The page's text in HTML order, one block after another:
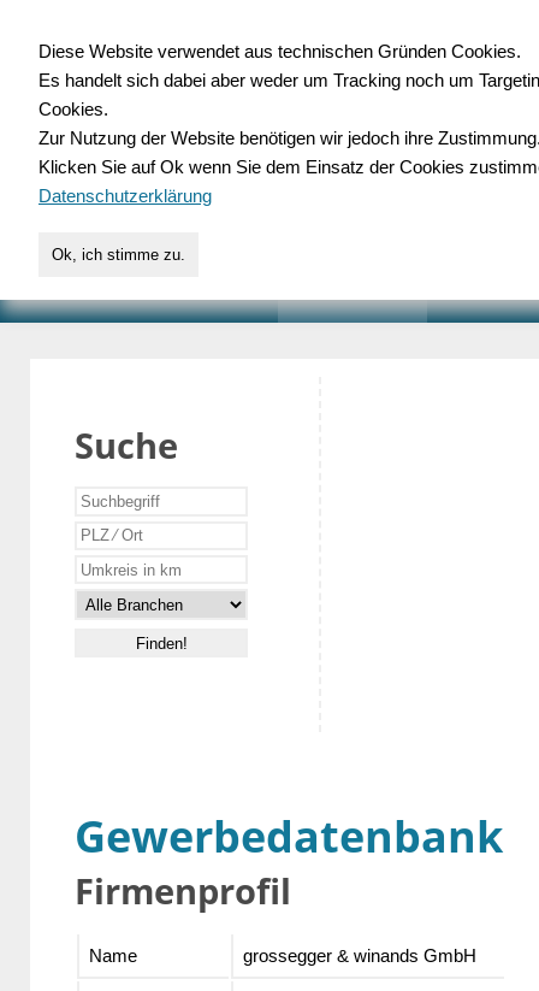
für Handwerk,
Suche
Gewerbedatenbank
Firmenprofil
Name grossegger & winands GmbH
Diese Website verwendet aus technischen Gründen Cookies.
Es handelt sich dabei aber weder um Tracking noch um
Cookies.
Zur Nutzung der Website benötigen wir jedoch ihre
Klicken Sie auf Ok wenn Sie dem Einsatz der Cookies
Datenschutzerklärung
Ok, ich stimme zu.